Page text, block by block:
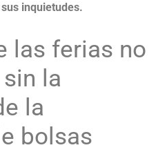
inquietudes.
las ferias no
la
la
bolsas